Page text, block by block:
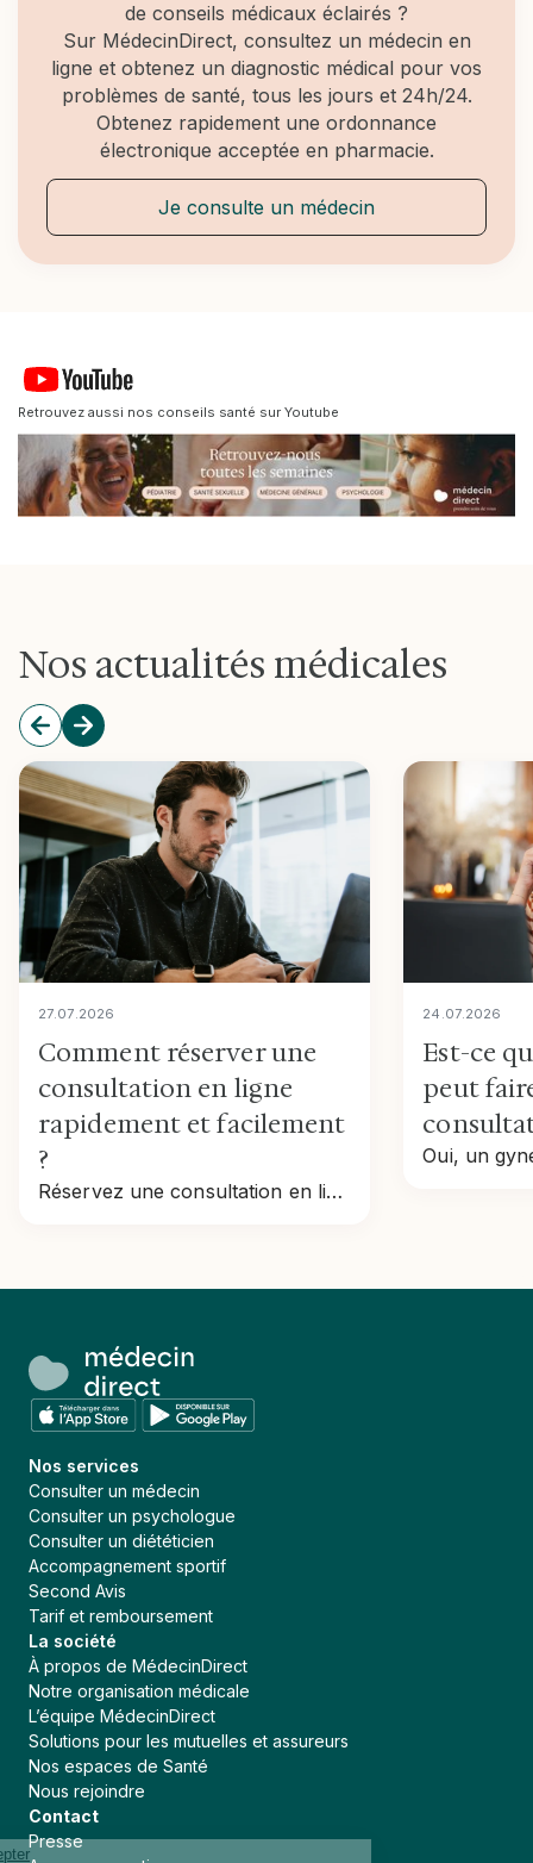
de conseils médicaux éclairés ?
Sur MédecinDirect, consultez un médecin en
ligne et obtenez un diagnostic médical pour vos
problèmes de santé, tous les jours et 24h/24.
Obtenez rapidement une ordonnance
électronique acceptée en pharmacie.
Je consulte un médecin
Retrouvez aussi nos conseils santé sur Youtube
Nos actualités médicales
27.07.2026
Comment réserver une
consultation en ligne
rapidement et facilement
?
Réservez une consultation en ligne rapidement : étapes, tarifs, remboursement et conseils pour prendre rendez-vous en toute simplicité.
24 .07.2026
Est-ce
peut
Nos services
Consulter un médecin
Consulter un psychologue
Consulter un diététicien
Accompagnement sportif
Second Avis
Tarif et remboursement
La société
À propos de MédecinDirect
Notre organisation médicale
L’équipe MédecinDirect
Solutions pour les mutuelles et assureurs
Nos espaces de Santé
Nous rejoindre
Contact
Presse
Continuer sans accepter